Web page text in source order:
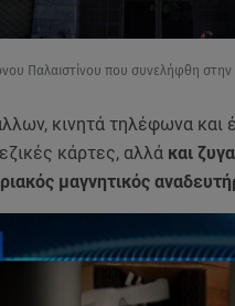
Παλαιστίνου που συνελήφθη
κινητά τηλέφωνα και
κάρτες, αλλάκαι
μαγνητικός